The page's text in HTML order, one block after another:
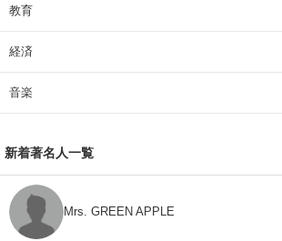
教育
経済
音楽
新着著名人一覧
Mrs. GREEN APPLE